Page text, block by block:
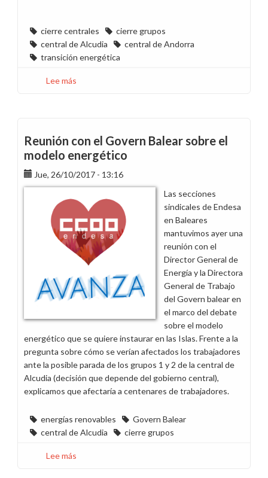
cierre centrales
cierre grupos
central de Alcudia
central de Andorra
transición energética
Lee más
que,
de
verdad,
"haga
las
cosas
bien"
en
el
cierre
de
las
de
Reunión con el Govern Balear sobre el
modelo energético
Jue, 26/10/2017 - 13:16
Las secciones
sindicales de Endesa
en Baleares
mantuvimos ayer una
reunión con el
Director General de
Energía y la Directora
General de Trabajo
del Govern balear en
el marco del debate
sobre el modelo
energético que se quiere instaurar en las Islas. Frente a la
pregunta sobre cómo se verían afectados los trabajadores
ante la posible parada de los grupos 1 y 2 de la central de
Alcudia (decisión que depende del gobierno central),
explicamos que afectaría a centenares de trabajadores.
energías renovables
Govern Balear
central de Alcudia
cierre grupos
Lee más